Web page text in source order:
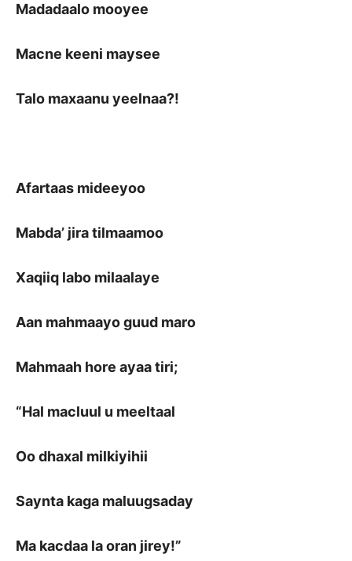
Madadaalo mooyee
Macne keeni maysee
Talo maxaanu yeelnaa?!
Afartaas mideeyoo
Mabda’ jira tilmaamoo
Xaqiiq labo milaalaye
Aan mahmaayo guud maro
Mahmaah hore ayaa tiri;
“Hal macluul u meeltaal
Oo dhaxal milkiyihii
Saynta kaga maluugsaday
Ma kacdaa la oran jirey!”